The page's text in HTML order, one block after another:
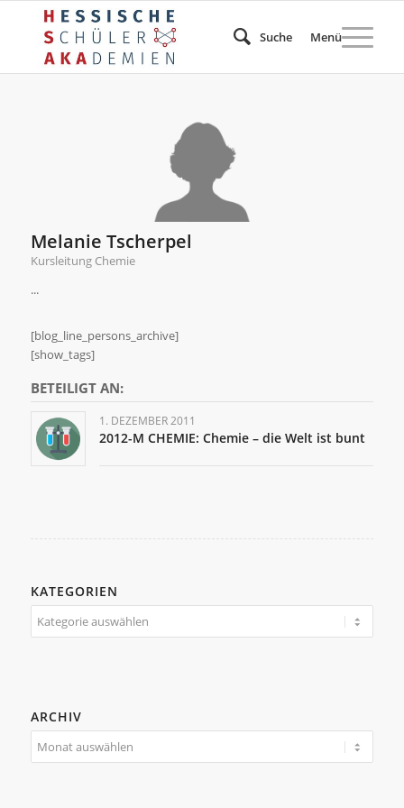
Suche Menü
Melanie Tscherpel
Kursleitung Chemie
...
[blog_line_persons_archive]
[show_tags]
BETEILIGT AN:
1. DEZEMBER 2011
2012-M CHEMIE: Chemie – die Welt ist bunt
KATEGORIEN
Kategorien
ARCHIV